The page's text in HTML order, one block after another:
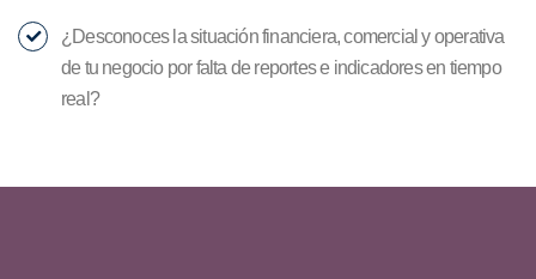
¿Desconoces la situación financiera, comercial y operativa
de tu negocio por falta de reportes e indicadores en tiempo
real?